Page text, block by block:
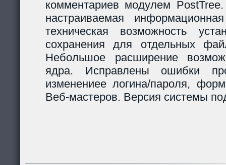
комментариев модулем
настраиваемая
техническая возможность
сохранения для отдельных
Небольшое расширение
ядра. Исправлены ошибки
изменениее логина/пароля,
Веб-мастеров. Версия системы